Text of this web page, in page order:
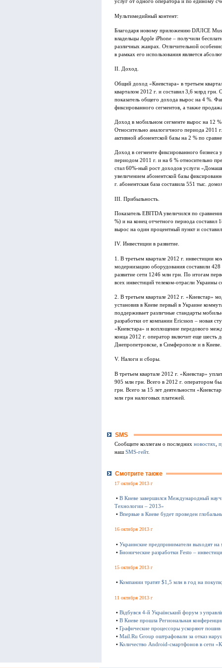
услуг от одного оператора и по единому
Мультимедийный контент:
Благодаря новому приложению DJUICE
владельцы Apple iPhone – получили
различных жанрах. Отличительной
в рамках его использования является
II. Доход.
Общий доход «Киевстара» в третьем
кварталом 2012 г. и составил 3,6 млрд грн.
показатель общего дохода вырос на 4 %.
фиксированного сегментов, а также
Доход в мобильном сегменте вырос на 12 %
Относительно аналогичного периода 2011
активной абонентской базы на 2 % по
Доход в сегменте фиксированного бизнеса
периодом 2011 г. и на 6 % относительно
стал 60%-ный рост доходов услуги
увеличением абонентской базы
г. абонентская база составила 551 тыс.
III. Прибыльность.
Показатель EBITDA увеличился по
%) и на конец отчетного периода
вырос на один процентный пункт и
IV. Инвестиции в развитие.
1. В третьем квартале 2012 г. инвестиции
модернизацию оборудования составили
развитие сети 1246 млн грн. По итогам
всех инвестиций телеком-отрасли Украины
2. В третьем квартале 2012 г. «Киевстар»
установив в Киеве первый в Украине
поддерживает различные стандарты
разработки от компании Ericsson – новая
«Киевстара» и воплощение передового
конца 2012 г. оператор включит еще шесть
Днепропетровске, в Симферополе и в Киеве.
V. Налоги и сборы.
В третьем квартале 2012 г. «Киевстар»
905 млн грн. Всего в 2012 г. оператором
грн. Всего за 15 лет деятельности
млн грн налоговых платежей.
SMS
Сообщите коллегам о последних новостях,
нашSMS-гейт.
Смотрите также
17 октября 2013 г
• В Киеве завершился Международный
Технологии – 2013»
• Впервые в Киеве будет проведен
16 октября 2013 г
• Украинские предприниматели выходят
• Бионические разработки Festo –
15 октября 2013 г
• Компании тратят $1,5 млн в год на
11 октября 2013 г
• Відбувся 4-й Український форум з
• В Киеве прошла Региональная
• Графические процессоры ускоряют
• Mail.Ru Group оштрафовали за отказ
• Количество Android-смартфонов в сети